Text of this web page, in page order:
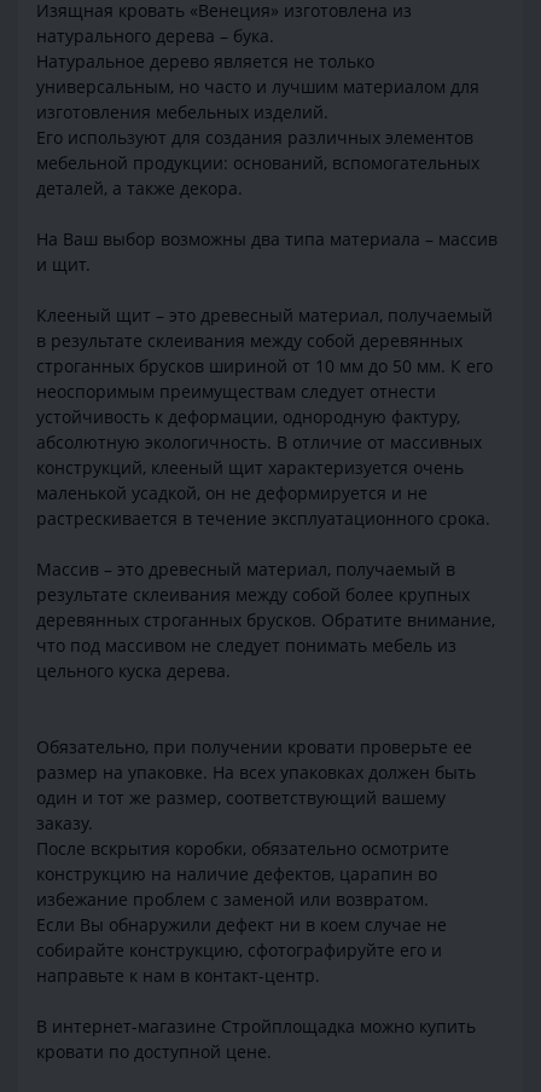
Изящная кровать «Венеция» изготовлена из
натурального дерева – бука.
Натуральное дерево является не только
универсальным, но часто и лучшим материалом для
изготовления мебельных изделий.
Его используют для создания различных элементов
мебельной продукции: оснований, вспомогательных
деталей, а также декора.
На Ваш выбор возможны два типа материала – массив
и щит.
Клееный щит – это древесный материал, получаемый
в результате склеивания между собой деревянных
строганных брусков шириной от 10 мм до 50 мм. К его
неоспоримым преимуществам следует отнести
устойчивость к деформации, однородную фактуру,
абсолютную экологичность. В отличие от массивных
конструкций, клееный щит характеризуется очень
маленькой усадкой, он не деформируется и не
растрескивается в течение эксплуатационного срока.
Массив – это древесный материал, получаемый в
результате склеивания между собой более крупных
деревянных строганных брусков. Обратите внимание,
что под массивом не следует понимать мебель из
цельного куска дерева.
Обязательно, при получении кровати проверьте ее
размер на упаковке. На всех упаковках должен быть
один и тот же размер, соответствующий вашему
заказу.
После вскрытия коробки, обязательно осмотрите
конструкцию на наличие дефектов, царапин во
избежание проблем с заменой или возвратом.
Если Вы обнаружили дефект ни в коем случае не
собирайте конструкцию, сфотографируйте его и
направьте к нам в контакт-центр.
В интернет-магазине Стройплощадка можно купить
кровати по доступной цене.